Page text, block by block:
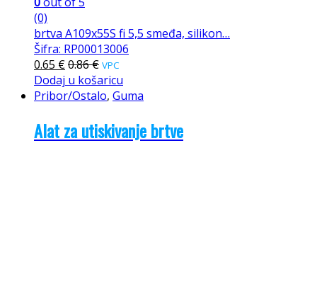
(0)
brtva A109x55S fi 5,5 smeđa, silikon…
Šifra: RP00013006
0.65 €0.86€ VPC
Dodaj u košaricu
Pribor/Ostalo, Guma
Alat za utiskivanje brtve